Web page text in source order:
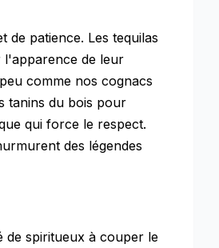
de patience. Les tequilas
l'apparence de leur
comme nos cognacs
tanins du bois pour
qui force le respect.
des légendes
de spiritueux à couper le